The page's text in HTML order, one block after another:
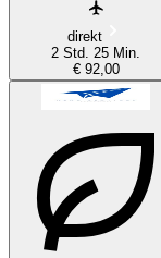
direkt
2 Std. 25 Min.
€ 92,00